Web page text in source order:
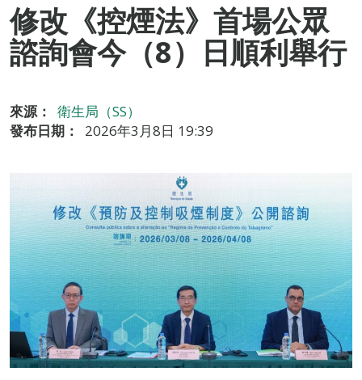
修改《控煙法》首場公眾
諮詢會今（8）日順利舉行
來源：
衛生局（SS）
發布日期：
2026年3月8日 19:39